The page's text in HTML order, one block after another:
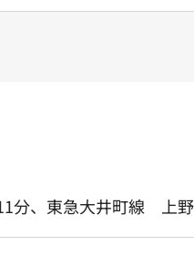
分、東急大井町線 上